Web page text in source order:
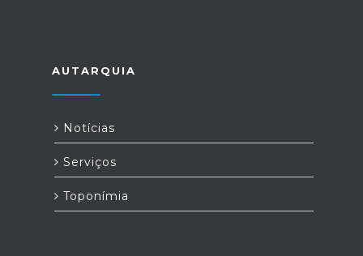
AUTARQUIA
Notícias
Serviços
Toponímia